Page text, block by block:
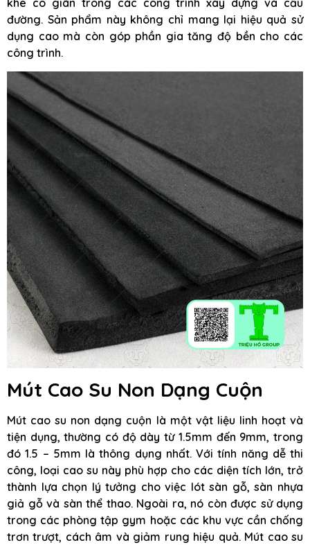
khe co giãn trong các công trình xây dựng và cầu
đường. Sản phẩm này không chỉ mang lại hiệu quả sử
dụng cao mà còn góp phần gia tăng độ bền cho các
công trình.
Mút Cao Su Non Dạng Cuộn
Mút cao su non dạng cuộn là một vật liệu linh hoạt và
tiện dụng, thường có độ dày từ 1.5mm đến 9mm, trong
đó 1.5 – 5mm là thông dụng nhất. Với tính năng dễ thi
công, loại cao su này phù hợp cho các diện tích lớn, trở
thành lựa chọn lý tưởng cho việc lót sàn gỗ, sàn nhựa
giả gỗ và sàn thể thao. Ngoài ra, nó còn được sử dụng
trong các phòng tập gym hoặc các khu vực cần chống
trơn trượt, cách âm và giảm rung hiệu quả. Mút cao su